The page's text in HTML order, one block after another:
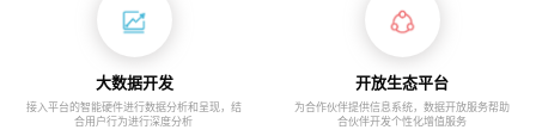
大数据开发
接入平台的智能硬件进行数据分析和呈现，结
合用户行为进行深度分析
开放生态平台
为合作伙伴提供信息系统，数据开放服务帮助
合伙伴开发个性化增值服务